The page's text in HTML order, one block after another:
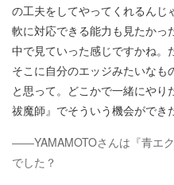
の工夫をしてやってくれるんじ
軟に対応できる能力も見たかっ
中で見ていった感じですかね。
そこに自分のエッジみたいな
と思って。どこかで一緒にや
祓魔師』でそういう機会ができ
――YAMAMOTOさんは『青エ
でした？